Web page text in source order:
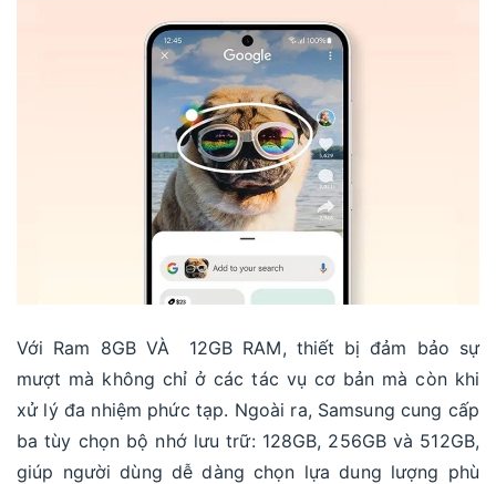
Với Ram 8GB VÀ 12GB RAM, thiết bị đảm bảo sự
mượt mà không chỉ ở các tác vụ cơ bản mà còn khi
xử lý đa nhiệm phức tạp. Ngoài ra, Samsung cung cấp
ba tùy chọn bộ nhớ lưu trữ: 128GB, 256GB và 512GB,
giúp người dùng dễ dàng chọn lựa dung lượng phù